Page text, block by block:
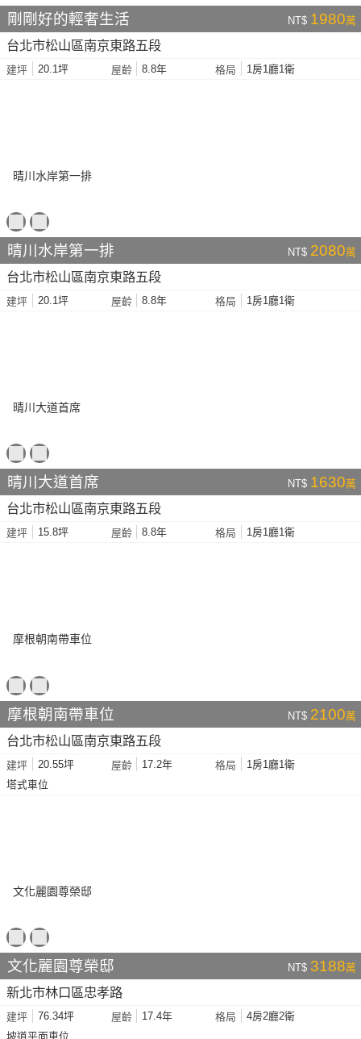
剛剛好的輕奢生活 NT$ 1980萬
台北市松山區南京東路五段
建坪 20.1坪 屋齡 8.8年 格局 1房1廳1衛
晴川水岸第一排 NT$ 2080萬
台北市松山區南京東路五段
建坪 20.1坪 屋齡 8.8年 格局 1房1廳1衛
晴川大道首席 NT$ 1630萬
台北市松山區南京東路五段
建坪 15.8坪 屋齡 8.8年 格局 1房1廳1衛
摩根朝南帶車位 NT$ 2100萬
台北市松山區南京東路五段
建坪 20.55坪 屋齡 17.2年 格局
1房1廳1衛
塔式車位
文化麗園尊榮邸 NT$ 3188萬
新北市林口區忠孝路
建坪 76.34坪 屋齡 17.4年 格局
4房2廳2衛
坡道平面車位